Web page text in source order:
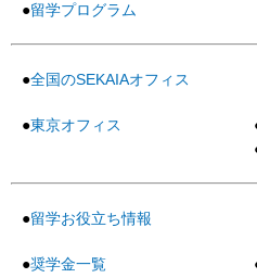
留学プログラム
全国のSEKAIAオフィス
東京オフィス
留学お役立ち情報
奨学金一覧